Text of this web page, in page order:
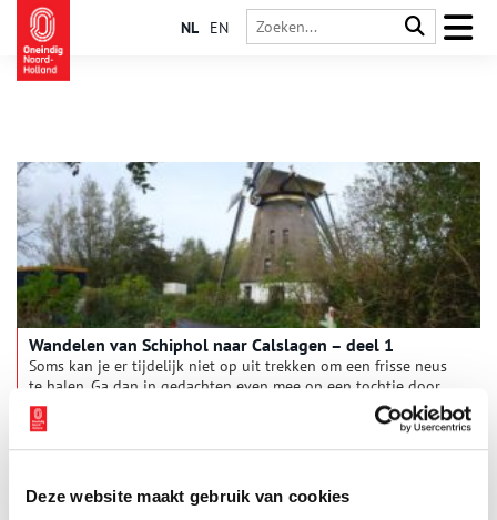
Deze website maakt gebruik van cookies
NL EN
Wandelen van Schiphol naar Calslagen – deel 1
Soms kan je er tijdelijk niet op uit trekken om een frisse neus
te halen. Ga dan in gedachten even mee op een tochtje door
diverse eeuwen – een tour voor thuis. Van het weilandje bij
een torenfort naar de middeleeuwse heerlijkheid Calslagen.
Dat doen we in twee etappes. Vandaag is de vraag: waarom